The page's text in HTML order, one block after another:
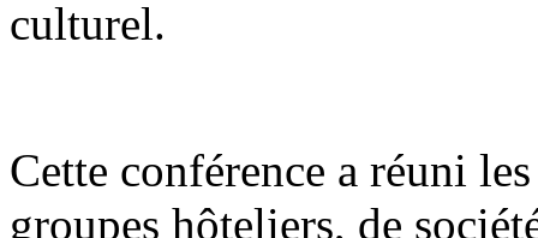
culturel.
Cette conférence a réuni
groupes hôteliers, de